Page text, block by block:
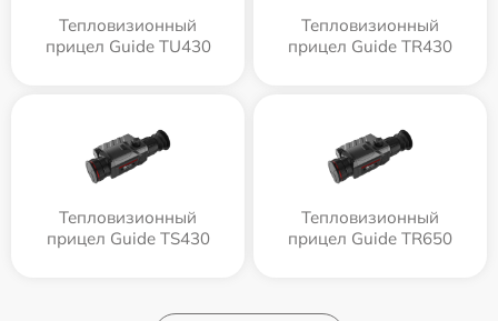
Тепловизионный
прицел Guide TU430
Тепловизионный
прицел Guide TR430
Тепловизионный
прицел Guide TS430
Тепловизионный
прицел Guide TR650